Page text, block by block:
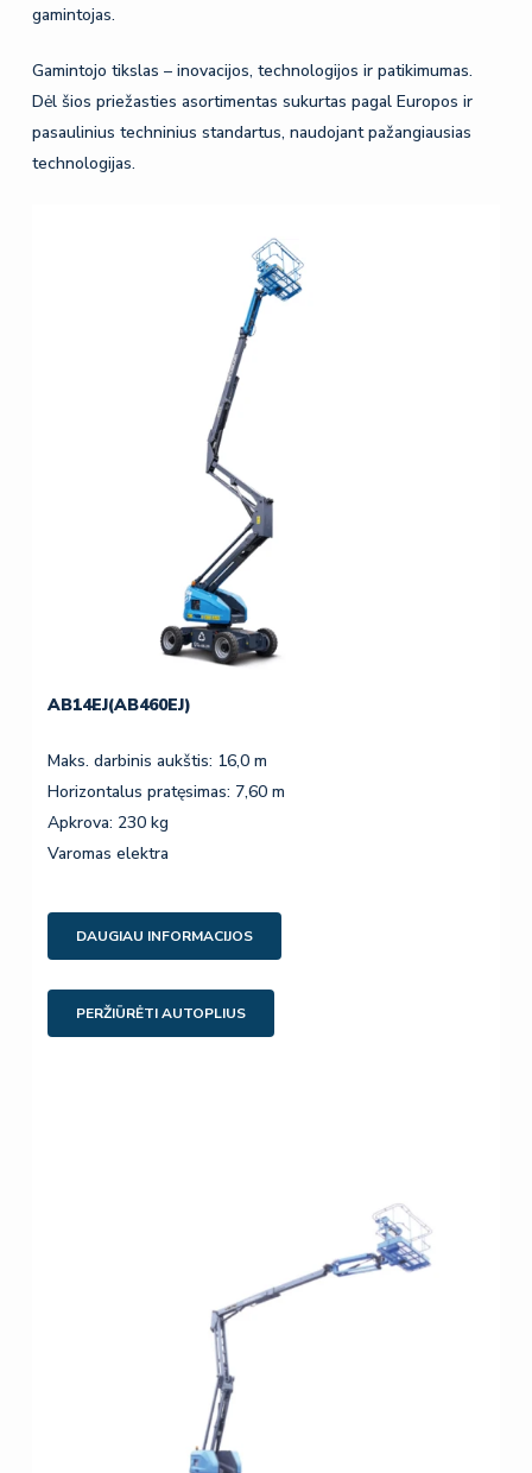
gamintojas.
Gamintojo tikslas – inovacijos, technologijos ir patikimumas.
Dėl šios priežasties asortimentas sukurtas pagal Europos ir
pasaulinius techninius standartus, naudojant pažangiausias
technologijas.
AB14EJ(AB460EJ)
Maks. darbinis aukštis: 16,0 m
Horizontalus pratęsimas: 7,60 m
Apkrova: 230 kg
Varomas elektra
DAUGIAU INFORMACIJOS
PERŽIŪRĖTI AUTOPLIUS